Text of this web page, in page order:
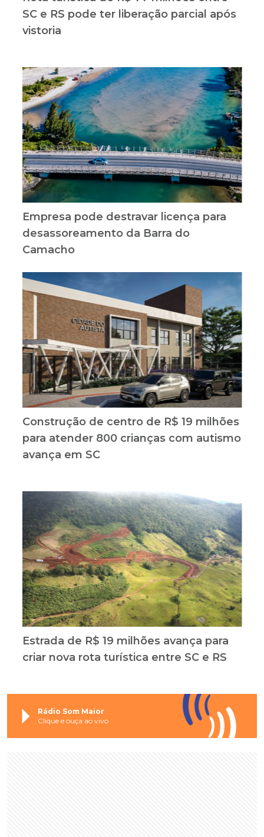
SC e RS pode ter liberação parcial após
vistoria
Empresa pode destravar licença para
desassoreamento da Barra do
Camacho
Construção de centro de R$ 19 milhões
para atender 800 crianças com autismo
avança em SC
Estrada de R$ 19 milhões avança para
criar nova rota turística entre SC e RS
Rádio Som Maior
Clique e ouça ao vivo